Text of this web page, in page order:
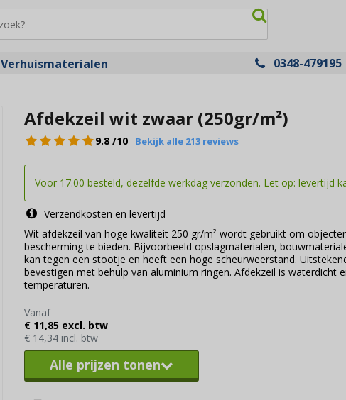
Verhuismaterialen 0348-479195
Afdekzeil wit zwaar (250gr/m²)
9.8 /10 Bekijk alle 213 reviews
Voor 17.00 besteld, dezelfde werkdag verzonden. Let op: levertijd
Verzendkosten en levertijd
Wit afdekzeil van hoge kwaliteit 250 gr/m² wordt gebruikt om
bescherming te bieden. Bijvoorbeeld opslagmaterialen,
kan tegen een stootje en heeft een hoge scheurweerstand.
bevestigen met behulp van aluminium ringen. Afdekzeil is waterdicht
temperaturen.
Vanaf
€ 11,85 excl. btw
€ 14,34 incl. btw
Alle prijzen tonen